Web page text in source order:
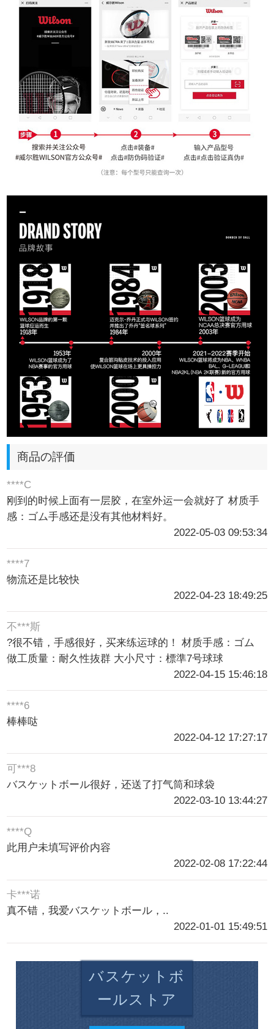
商品の評価
****C
刚到的时候上面有一层胶，在室外运一会就好了 材质手
感：ゴム手感还是没有其他材料好。
2022-05-03 09:53:34
****7
物流还是比较快
2022-04-23 18:49:25
不***斯
?很不错，手感很好，买来练运球的！ 材质手感：ゴム
做工质量：耐久性抜群 大小尺寸：標準7号球球
2022-04-15 15:46:18
****6
棒棒哒
2022-04-12 17:27:17
可***8
バスケットボール很好，还送了打气筒和球袋
2022-03-10 13:44:27
****Q
此用户未填写评价内容
2022-02-08 17:22:44
卡***诺
真不错，我爱バスケットボール，..
2022-01-01 15:49:51
バスケットボ
ールストア